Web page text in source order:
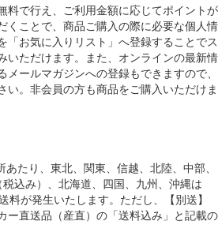
料で行え、ご利用金額に応じてポイントが
くことで、商品ご購入の際に必要な個人情
「お気に入りリスト」へ登録することでス
いただけます。また、オンラインの最新情
ールマガジンへの登録もできますので、
い。非会員の方も商品をご購入いただけま
たり、東北、関東、信越、北陸、中部、
込み）、北海道、四国、九州、沖縄は
料が発生いたします。ただし、【別送】
ー直送品（産直）の「送料込み」と記載の